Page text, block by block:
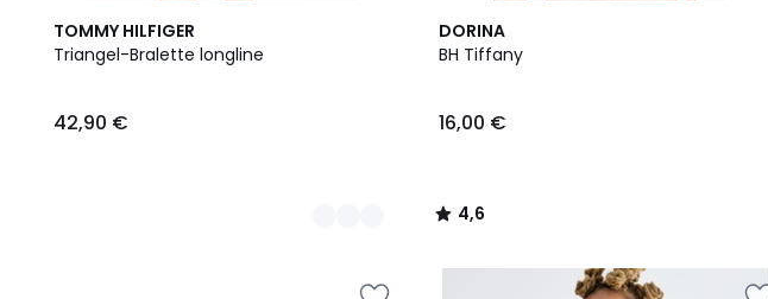
TOMMY HILFIGER
Triangel-Bralette longline
42,90 €
2
Farben
DORINA
BH Tiffany
16,00 €
4,6
/ 5
4,6
/